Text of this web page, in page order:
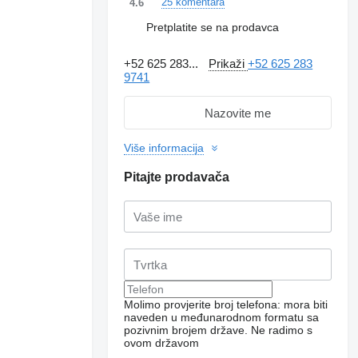
4.6
Pretplatite se na prodavca
+52 625 283... Prikaži+52 625 283
9741
Nazovite me
Više informacija
Pitajte prodavača
Molimo provjerite broj telefona: mora biti
naveden u međunarodnom formatu sa
pozivnim brojem države. Ne radimo s
ovom državom